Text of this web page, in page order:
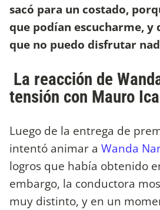
sacó para un costado,
que podían escucharme, y
que no puedo disfrutar
La reacción de
tensión con Mauro
Luego de la entrega de
intentó animar a Wanda
logros que había obtenido
embargo, la conductora
muy distinto, y en un